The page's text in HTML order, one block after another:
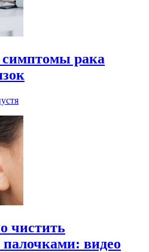
рака
чистить
видео